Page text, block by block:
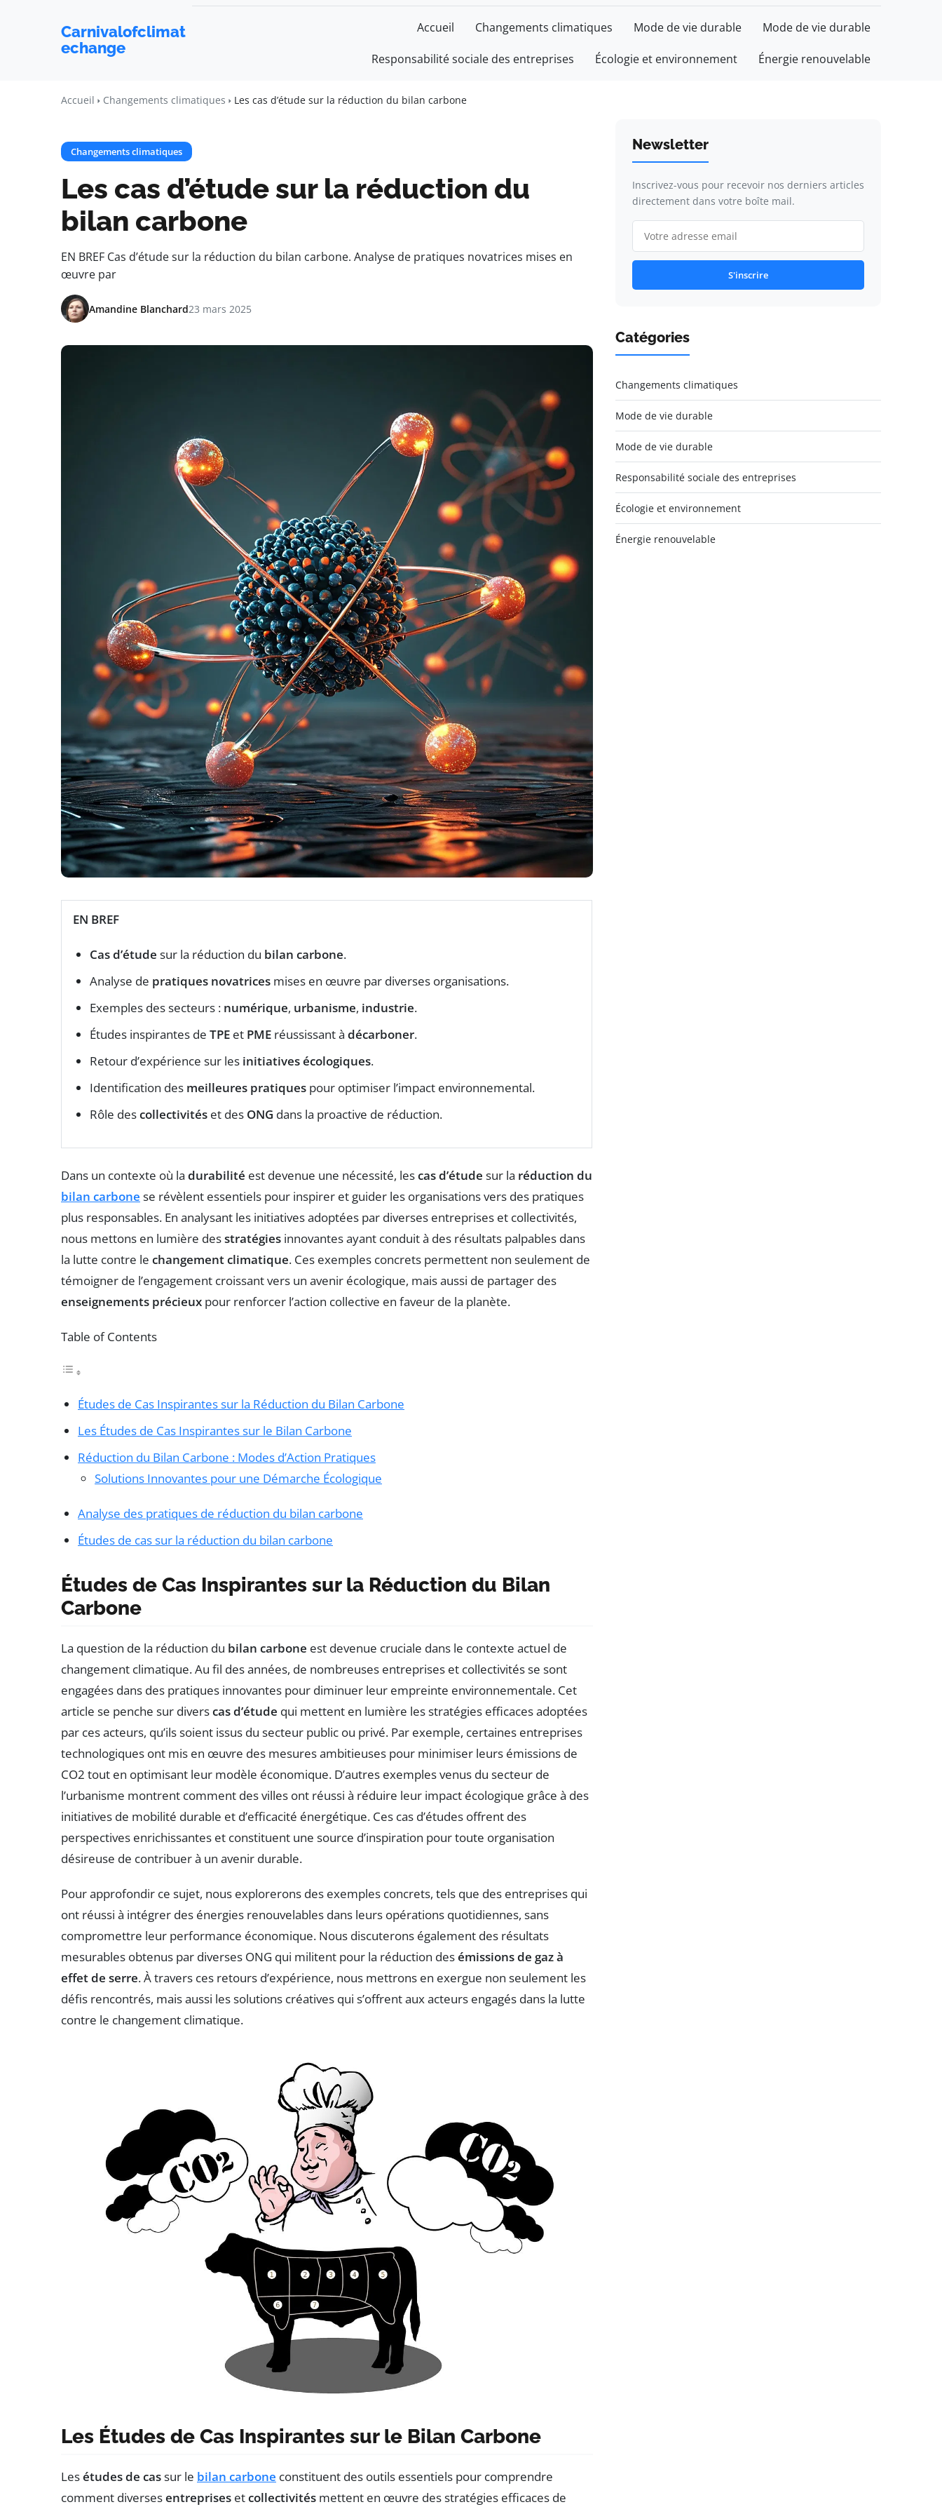
Carnivalofclimat
echange
Accueil Changements climatiques Mode de vie durable Mode de vie durable
Responsabilité sociale des entreprises Écologie et environnement Énergie renouvelable
Accueil Changements climatiques Les cas d’étude sur la réduction du bilan carbone
Changements climatiques
Les cas d’étude sur la réduction du
bilan carbone
EN BREF Cas d’étude sur la réduction du bilan carbone. Analyse de pratiques novatrices mises en
œuvre par
Amandine Blanchard23 mars 2025
EN BREF
Cas d’étude sur la réduction du bilan carbone.
Analyse de pratiques novatrices mises en œuvre par diverses organisations.
Exemples des secteurs : numérique, urbanisme, industrie.
Études inspirantes de TPE et PME réussissant à décarboner.
Retour d’expérience sur les initiatives écologiques.
Identification des meilleures pratiques pour optimiser l’impact environnemental.
Rôle descollectivités et des ONG dans la proactive de réduction.
Dans un contexte où la durabilité est devenue une nécessité, lescas d’étude sur la réduction du
bilan carbone se révèlent essentiels pour inspirer et guider les organisations vers des pratiques
plus responsables. En analysant les initiatives adoptées par diverses entreprises et collectivités,
nous mettons en lumière desstratégies innovantes ayant conduit à des résultats palpables dans
la lutte contre le changement climatique. Ces exemples concrets permettent non seulement de
témoigner de l’engagement croissant vers un avenir écologique, mais aussi de partager des
enseignements précieux pour renforcer l’action collective en faveur de la planète.
Table of Contents
Études de Cas Inspirantes sur la Réduction du Bilan Carbone
Les Études de Cas Inspirantes sur le Bilan Carbone
Réduction du Bilan Carbone : Modes d’Action Pratiques
Solutions Innovantes pour une Démarche Écologique
Analyse des pratiques de réduction du bilan carbone
Études de cas sur la réduction du bilan carbone
Études de Cas Inspirantes sur la Réduction du Bilan
Carbone
La question de la réduction du bilan carbone est devenue cruciale dans le contexte actuel de
changement climatique. Au fil des années, de nombreuses entreprises et collectivités se sont
engagées dans des pratiques innovantes pour diminuer leur empreinte environnementale. Cet
article se penche sur diverscas d’étude qui mettent en lumière les stratégies efficaces adoptées
par ces acteurs, qu’ils soient issus du secteur public ou privé. Par exemple, certaines entreprises
technologiques ont mis en œuvre des mesures ambitieuses pour minimiser leurs émissions de
CO2 tout en optimisant leur modèle économique. D’autres exemples venus du secteur de
l’urbanisme montrent comment des villes ont réussi à réduire leur impact écologique grâce à des
initiatives de mobilité durable et d’efficacité énergétique. Ces cas d’études offrent des
perspectives enrichissantes et constituent une source d’inspiration pour toute organisation
désireuse de contribuer à un avenir durable.
Pour approfondir ce sujet, nous explorerons des exemples concrets, tels que des entreprises qui
ont réussi à intégrer des énergies renouvelables dans leurs opérations quotidiennes, sans
compromettre leur performance économique. Nous discuterons également des résultats
mesurables obtenus par diverses ONG qui militent pour la réduction desémissions de gaz à
effet de serre. À travers ces retours d’expérience, nous mettrons en exergue non seulement les
défis rencontrés, mais aussi les solutions créatives qui s’offrent aux acteurs engagés dans la lutte
contre le changement climatique.
Les Études de Cas Inspirantes sur le Bilan Carbone
Lesétudes de cassur le bilan carbone constituent des outils essentiels pour comprendre
comment diversesentreprises etcollectivités mettent en œuvre des stratégies efficaces de
Newsletter
Inscrivez-vous pour recevoir nos derniers articles
directement dans votre boîte mail.
S'inscrire
Catégories
Changements climatiques
Mode de vie durable
Mode de vie durable
Responsabilité sociale des entreprises
Écologie et environnement
Énergie renouvelable